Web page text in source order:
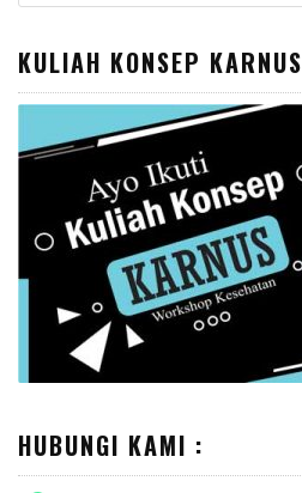
for:
KULIAH KONSEP KARNUS
HUBUNGI KAMI :